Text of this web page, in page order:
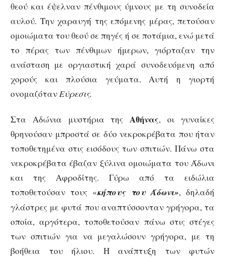
θεού και έψελναν πένθιμους ύμνους με τη συνοδεία
αυλού. Την χαραυγή της επόμενης μέρας, πετούσαν
ομοιώματα του θεού σε πηγές ή σε ποτάμια, ενώ μετά
το πέρας των πένθιμων ήμερων, γιόρταζαν την
ανάσταση με οργιαστική χαρά συνοδευόμενη από
χορούς και πλούσια γεύματα. Αυτή η γιορτή
ονομαζότανΕύρεσις.
Στα Αδώνια μυστήρια τηςΑθήνας, οι γυναίκες
θρηνούσαν μπροστά σε δύο νεκροκρέβατα που ήταν
τοποθετημένα στις εισόδους των σπιτιών. Πάνω στα
νεκροκρέβατα έβαζαν ξύλινα ομοιώματα του Άδωνι
και της Αφροδίτης. Γύρω από τα ειδώλια
τοποθετούσαν τους «κήπους του Άδωνι», δηλαδή
γλάστρες με φυτά που αναπτύσσονταν γρήγορα, τα
οποία, αργότερα, τοποθετούσαν πάνω στις στέγες
των σπιτιών για να μεγαλώσουν γρήγορα, με τη
βοήθεια του ήλιου. Η ανάπτυξη των φυτών